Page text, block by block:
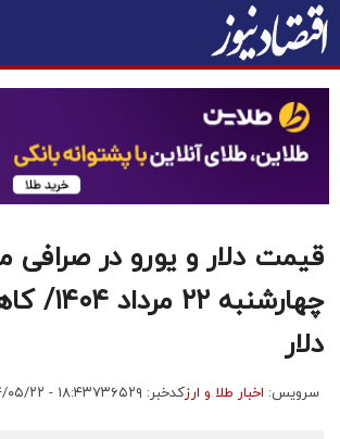
قیمت دلار و یورو در صرافی
چهارشنبه
دلار
سرویس: اخبار طلا و ارزکدخبر: ۷۳۶۵۲۹ ۱۴۰۴/۰۵/۲۲ -